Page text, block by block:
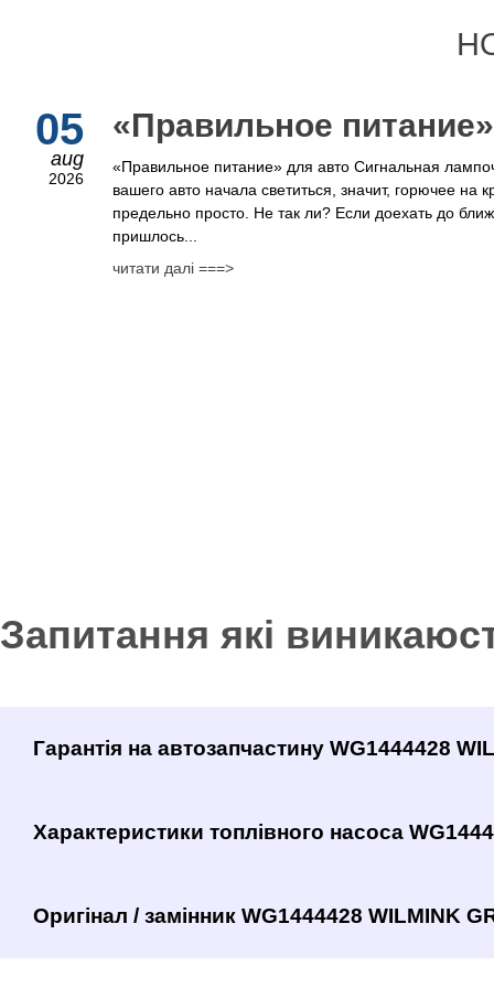
05
aug
2026
​«Правильное
«Правильное питание» для авто Сигнальная
вашего авто начала светиться, значит, горючее на
предельно просто. Не так ли? Если доехать до
пришлось...
читати далі ===>
Запитання які
Гарантія на автозапчастину WG1444428
Характеристики топлівного насоса
Оригінал / замінник WG1444428 WILMINK